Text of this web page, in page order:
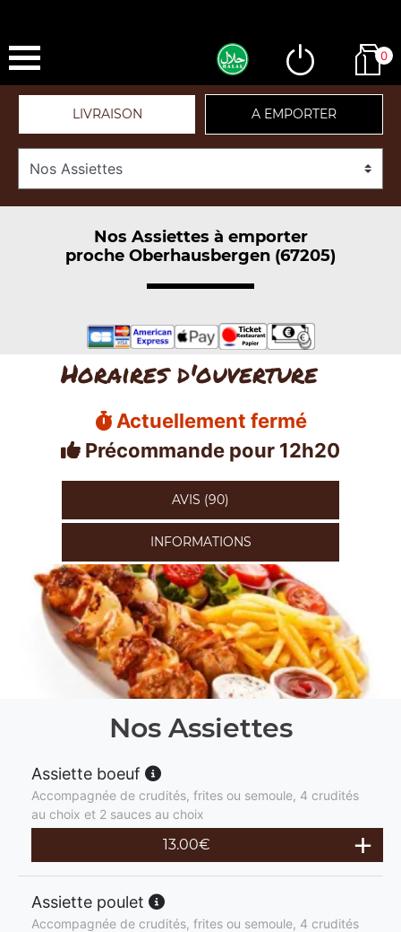
0
LIVRAISON A EMPORTER
Nos Assiettes à emporter
proche Oberhausbergen (67205)
Horaires d'ouverture
Actuellement fermé
Précommande pour 12h20
AVIS (90)
INFORMATIONS
Nos Assiettes
Assiette boeuf
Accompagnée de crudités, frites ou semoule, 4 crudités
au choix et 2 sauces au choix
13.00€
Assiette poulet
Accompagnée de crudités, frites ou semoule, 4 crudités